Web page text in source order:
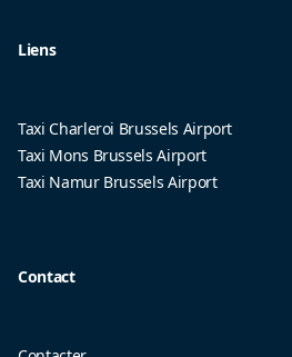
Liens
Taxi Charleroi Brussels Airport
Taxi Mons Brussels Airport
Taxi Namur Brussels Airport
Contact